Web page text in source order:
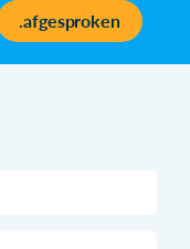
.afgesproken